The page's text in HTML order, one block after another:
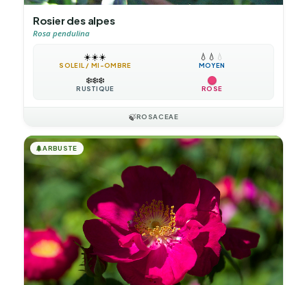
Rosier des alpes
Rosa pendulina
☀️☀️☀️
SOLEIL / MI-OMBRE
💧 💧 💧
MOYEN
❄️❄️❄️
RUSTIQUE ROSE
🍃ROSACEAE
🌲ARBUSTE